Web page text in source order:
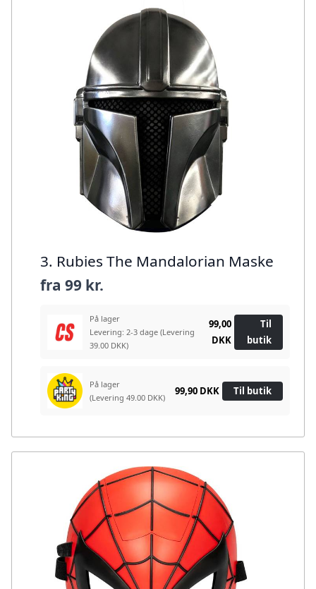
3. Rubies The Mandalorian Maske
fra 99 kr.
På lager
Levering: 2-3 dage (Levering
39.00 DKK)
99,00
DKK
Til
butik
På lager
(Levering 49.00 DKK)
99,90 DKK Til butik